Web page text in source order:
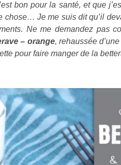
bon pour la santé, et que
chose… Je me suis dit qu’il
Ne me demandez pas
– orange, rehaussée
pour faire manger de la